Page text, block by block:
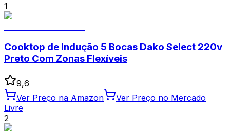
1
Cooktop de Indução 5 Bocas Dako Select 220v
Preto Com Zonas Flexíveis
9,6
Ver Preço na Amazon
Ver Preço no Mercado
Livre
2